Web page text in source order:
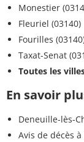
Monestier
Fleuriel (03140)
Fourilles
Taxat-Senat
Toutes les
En savoir
Deneuille-lès-
Avis de décès